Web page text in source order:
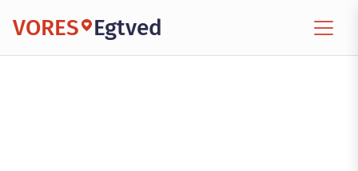
VORES Egtved